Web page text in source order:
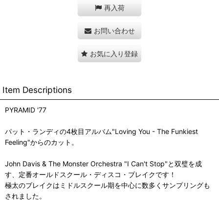
再入荷
お問い合わせ
お気に入り登録
Item Descriptions
PYRAMID '77
パット・ランディの4枚目アルバム"Loving You - The Funkiest
Feeling"からのカット。
John Davis & The Monster Orchestra "I Can't Stop"と双璧を成
す、定番オールドスクール・ディスコ・ブレイクです！
極太のブレイクはミドルスクール期を中心に数多くサンプリングも
されました。